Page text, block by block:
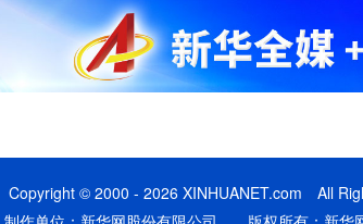
Copyright © 2000 - 2026 XINHUANET.com All